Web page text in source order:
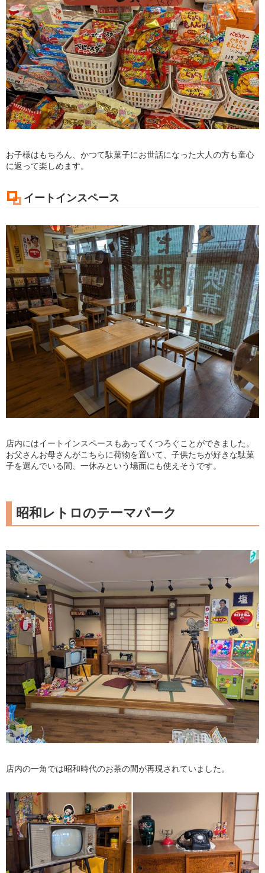
お子様はもちろん、かつて駄菓子にお世話になった大人の方も童心
に返って楽しめます。
イートインスペース
店内にはイートインスペースもあってくつろぐことができました。
お父さんお母さんがこちらに荷物を置いて、子供たちが好きな駄菓
子を選んでいる間、一休みという場面にも使えそうです。
昭和レトロのテーマパーク
店内の一角では昭和時代のお茶の間が再現されていました。